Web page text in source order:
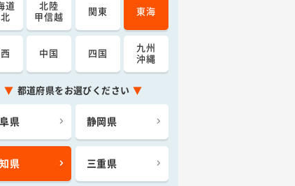
道
北陸
甲信越
関東 東海
中国 四国
九州
沖縄
都道府県をお選びください
県 静岡県
県 三重県